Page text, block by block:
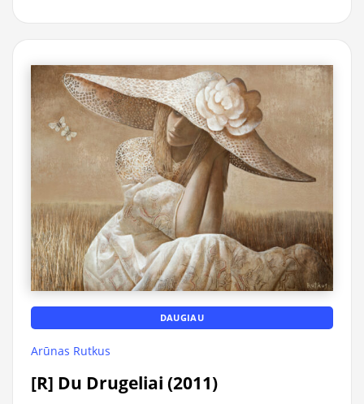
DAUGIAU
Arūnas Rutkus
[R] Du Drugeliai (2011)